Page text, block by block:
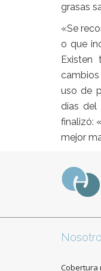
grasas
«Se
o que
Existen
uso de
días del
finalizó:
mejor
Cobertura